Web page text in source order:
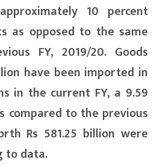
10 percent
as opposed to the same
FY, 2019/20. Goods
have been imported in
in the current FY, a 9.59
compared to the previous
Rs 581.25 billion were
to data.